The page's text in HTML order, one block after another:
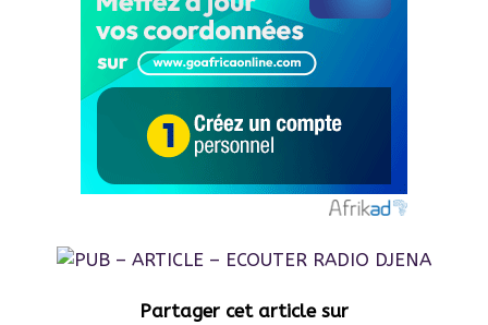
Partager cet article sur